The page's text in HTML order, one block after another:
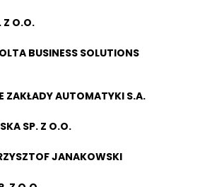
Z O.O.
BUSINESS SOLUTIONS
ZAKŁADY AUTOMATYKI S.A.
SP. Z O.O.
JANAKOWSKI